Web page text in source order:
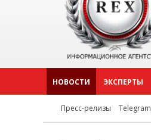
НОВОСТИ ЭКСПЕРТЫ
Пресс-релизы Telegram